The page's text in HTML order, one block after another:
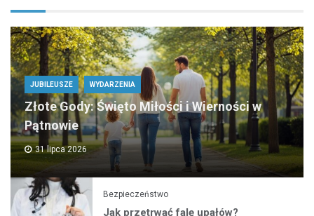
JUBILEUSZE WYDARZENIA
Złote Gody: Święto Miłości i Wierności w
Pątnowie
31 lipca 2026
Bezpieczeństwo
Jak przetrwać falę upałów?